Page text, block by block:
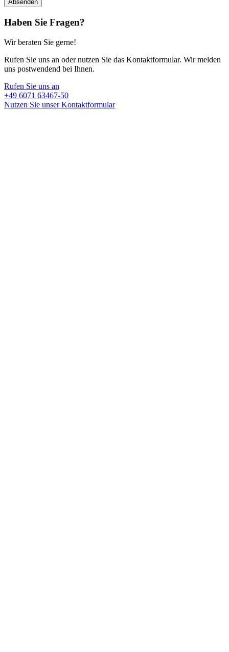
Haben Sie Fragen?
Wir beraten Sie gerne!
Rufen Sie uns an oder nutzen Sie das Kontaktformular. Wir melden
uns postwendend bei Ihnen.
Rufen Sie uns an
+49 6071 63467-50
Nutzen Sie unser Kontaktformular